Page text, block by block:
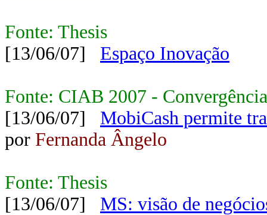
Fonte: Thesis
[13/06/07] Espaço Inovação
Fonte: CIAB 2007 -
[13/06/07] MobiCash permite
por Fernanda Ângelo
Fonte: Thesis
[13/06/07] MS: visão de